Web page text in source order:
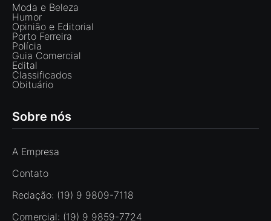
Moda e Beleza
Humor
Opinião e Editorial
Porto Ferreira
Polícia
Guia Comercial
Edital
Classificados
Obituário
Sobre nós
A Empresa
Contato
Redação: (19) 9 9809-7118
Comercial: (19) 9 9859-7724